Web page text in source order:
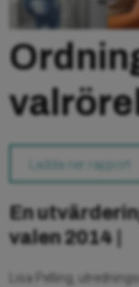
Ladda ner rapport
En
valen 2014 |
Lisa Pelling,